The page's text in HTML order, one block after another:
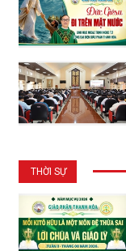
THỜI SỰ